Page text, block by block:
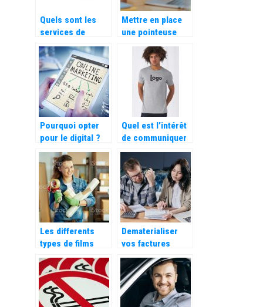
Quels sont les
services de
marketing en
ligne les plus
demandés dans
les agences
web ?
Mettre en place
une pointeuse
dans votre
entreprise pour le
calcul
automatique des
heures de travail
Pourquoi opter
pour le digital ?
Quel est l’intérêt
de communiquer
par le biais d’un t-
shirt publicitaire
?
Les differents
types de films
pour proteger
vos colis
Dematerialiser
vos factures
grace au facturier
Excel automatique